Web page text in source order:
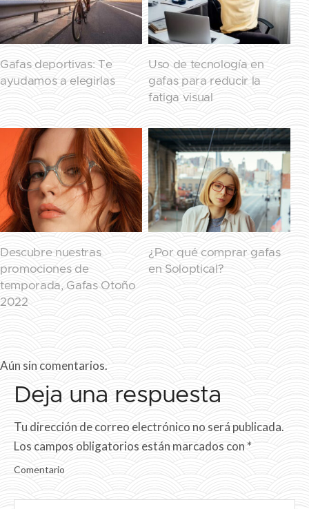
Gafas deportivas: Te
ayudamos a elegirlas
Uso de tecnología en
gafas para reducir la
fatiga visual
Descubre nuestras
promociones de
temporada, Gafas Otoño
2022
¿Por qué comprar gafas
en Soloptical?
Aún sin comentarios.
Deja una respuesta
Tu dirección de correo electrónico no será publicada.
Los campos obligatorios están marcados con *
Comentario